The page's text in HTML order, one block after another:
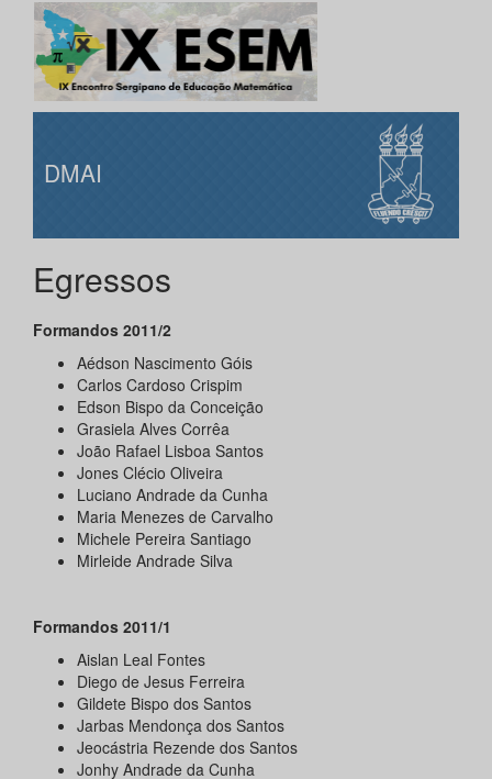
DMAI
Egressos
Formandos 2011/2
Aédson Nascimento Góis
Carlos Cardoso Crispim
Edson Bispo da Conceição
Grasiela Alves Corrêa
João Rafael Lisboa Santos
Jones Clécio Oliveira
Luciano Andrade da Cunha
Maria Menezes de Carvalho
Michele Pereira Santiago
Mirleide Andrade Silva
Formandos 2011/1
Aislan Leal Fontes
Diego de Jesus Ferreira
Gildete Bispo dos Santos
Jarbas Mendonça dos Santos
Jeocástria Rezende dos Santos
Jonhy Andrade da Cunha